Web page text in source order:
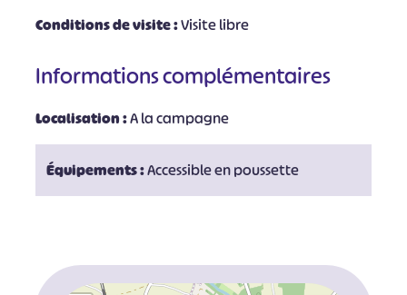
Conditions de visite :Visite libre
Informations complémentaires
Localisation :A la campagne
Équipements :Accessible en poussette